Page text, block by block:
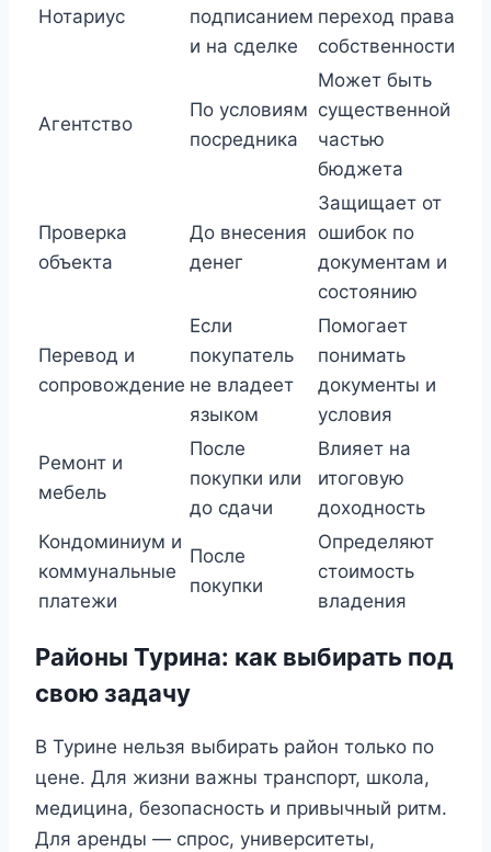
Нотариус
подписанием
и на сделке
переход права
собственности
Агентство
По условиям
посредника
Может быть
существенной
частью
бюджета
Проверка
объекта
До внесения
денег
Защищает от
ошибок по
документам и
состоянию
Перевод и
сопровождение
Если
покупатель
не владеет
языком
Помогает
понимать
документы и
условия
Ремонт и
мебель
После
покупки или
до сдачи
Влияет на
итоговую
доходность
Кондоминиум и
коммунальные
платежи
После
покупки
Определяют
стоимость
владения
Районы Турина: как выбирать под
свою задачу
В Турине нельзя выбирать район только по
цене. Для жизни важны транспорт, школа,
медицина, безопасность и привычный ритм.
Для аренды — спрос, университеты,